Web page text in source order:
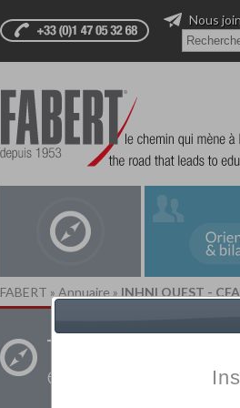
Nous
FABERT » Annuaire » INHNI OUEST -
Trouver un
établissement